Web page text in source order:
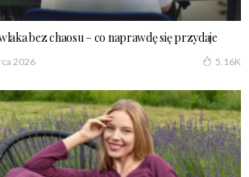
bez chaosu – co naprawdę się przydaje
2026 5.16K